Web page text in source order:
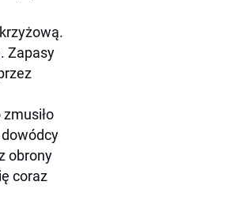
Zapasy
obrony
coraz